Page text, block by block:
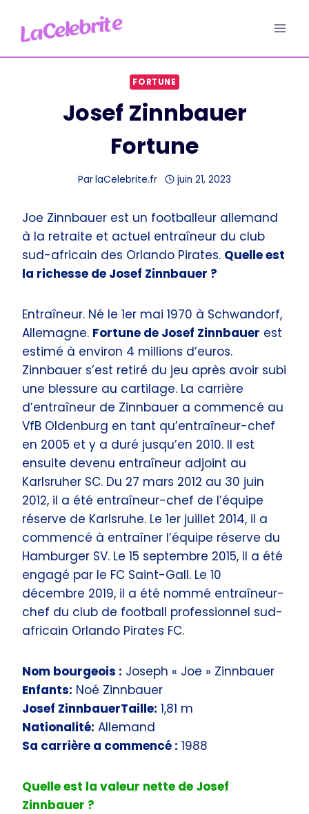
contenu
FORTUNE
Josef Zinnbauer
Fortune
ParlaCelebrite.fr juin 21, 2023
Joe Zinnbauer est un footballeur allemand
à la retraite et actuel entraîneur du club
sud-africain des Orlando Pirates. Quelle est
la richesse de Josef Zinnbauer ?
Entraîneur. Né le 1er mai 1970 à Schwandorf,
Allemagne. Fortune de Josef Zinnbauer est
estimé à environ 4 millions d’euros.
Zinnbauer s’est retiré du jeu après avoir subi
une blessure au cartilage. La carrière
d’entraîneur de Zinnbauer a commencé au
VfB Oldenburg en tant qu’entraîneur-chef
en 2005 et y a duré jusqu’en 2010. Il est
ensuite devenu entraîneur adjoint au
Karlsruher SC. Du 27 mars 2012 au 30 juin
2012, il a été entraîneur-chef de l’équipe
réserve de Karlsruhe. Le 1er juillet 2014, il a
commencé à entraîner l’équipe réserve du
Hamburger SV. Le 15 septembre 2015, il a été
engagé par le FC Saint-Gall. Le 10
décembre 2019, il a été nommé entraîneur-
chef du club de football professionnel sud-
africain Orlando Pirates FC.
Nom bourgeois : Joseph « Joe » Zinnbauer
Enfants: Noé Zinnbauer
Josef ZinnbauerTaille: 1,81 m
Nationalité: Allemand
Sa carrière a commencé : 1988
Quelle est la valeur nette de Josef
Zinnbauer ?